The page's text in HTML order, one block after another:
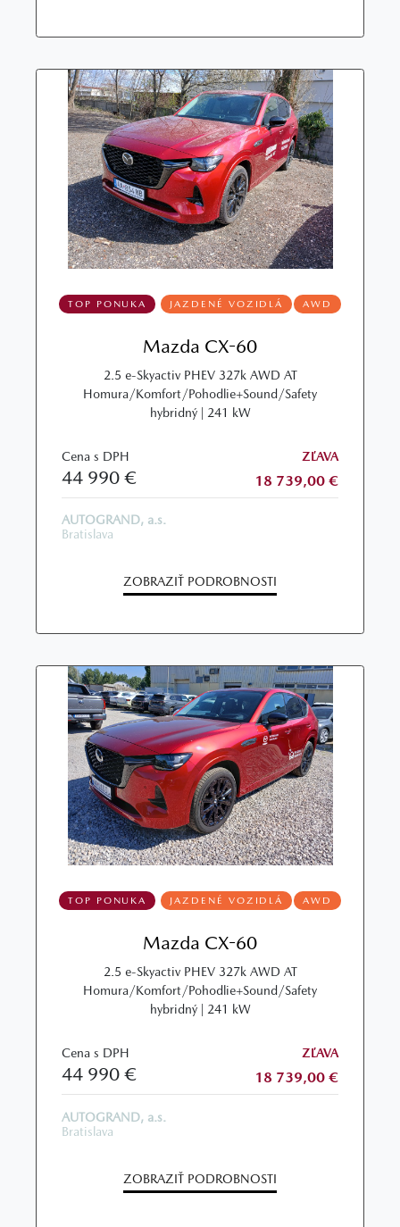
TOP PONUKA JAZDENÉ VOZIDLÁ AWD
Mazda CX-60
2.5 e-Skyactiv PHEV 327k AWD AT
Homura/Komfort/Pohodlie+Sound/Safety
hybridný | 241 kW
Cena s DPH
44 990 €
ZĽAVA
18 739,00 €
AUTOGRAND, a.s.
Bratislava
ZOBRAZIŤ PODROBNOSTI
TOP PONUKA JAZDENÉ VOZIDLÁ AWD
Mazda CX-60
2.5 e-Skyactiv PHEV 327k AWD AT
Homura/Komfort/Pohodlie+Sound/Safety
hybridný | 241 kW
Cena s DPH
44 990 €
ZĽAVA
18 739,00 €
AUTOGRAND, a.s.
Bratislava
ZOBRAZIŤ PODROBNOSTI